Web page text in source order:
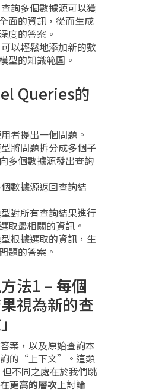
查詢多個數據源可以獲
面的資訊，從而生成
度的答案。
可以輕鬆地添加新的數
型的知識範圍。
Queries的
者提出一個問題。
將問題拆分成多個子
多個數據源發出查詢
數據源返回查詢結
對所有查詢結果進行
取最相關的資訊。
根據選取的資訊，生
題的答案。
法1 – 每個
視為新的查
案，以及原始查詢本
詢的“上下文”。這類
但不同之處在於我們跳
更高的層次上討論